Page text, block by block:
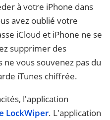
à votre iPhone dans
avez oublié votre
iCloud et iPhone ne se
supprimer des
vous souvenez pas du
iTunes chiffrée.
l'application
LockWiper. L'application